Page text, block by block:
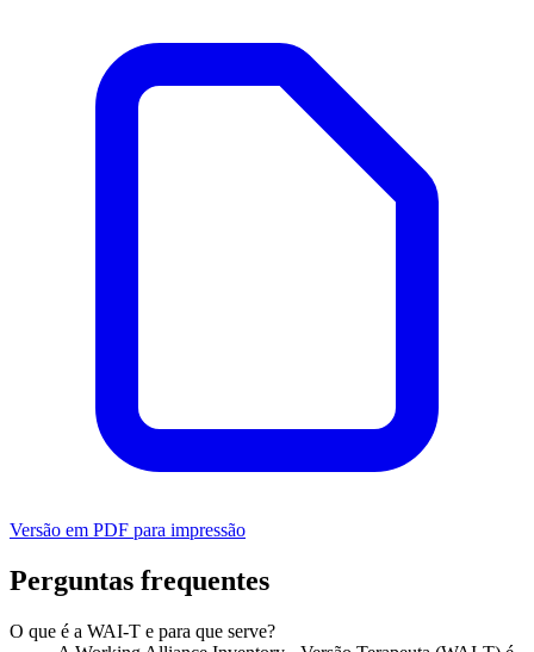
Versão em PDF para impressão
Perguntas frequentes
O que é a WAI-T e para que serve?